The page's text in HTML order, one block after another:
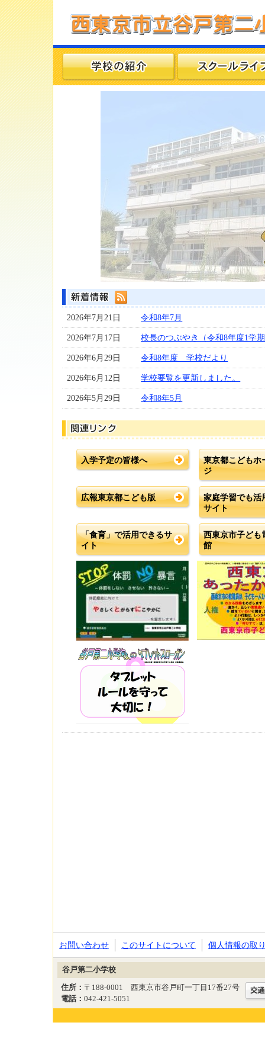
2026年7月21日 令和8年7月
2026年7月17日 校長のつぶやき（令和8年度1学
2026年6月29日 令和8年度 学校だより
2026年6月12日 学校要覧を更新しました。
2026年5月29日 令和8年5月
入学予定の皆様へ
東京都こどもホ
ジ
広報東京都こども版
家庭学習でも活
サイト
「食育」で活用できるサ
イト
西東京市子ども
館
お問い合わせ このサイトについて 個人情報の取
谷戸第二小学校
住所： 〒188-0001 西東京市谷戸町一丁目17番27号
電話： 042-421-5051